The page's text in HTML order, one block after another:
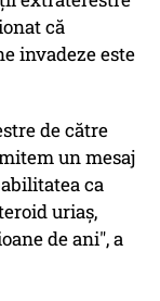
că
invadeze este
de către
un mesaj
ca
uriaş,
de ani", a